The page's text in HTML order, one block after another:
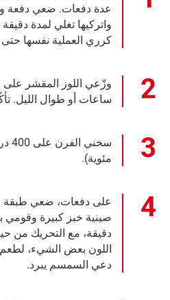
عدة دفعات. ضعي دفعة
واتركيها تغلي لمدة
كرري العملية نفسها
وزّعي اللوز المقشر
ساعات أو طوال الليل.
مئوية).
على دفعات، ضعي طبقة
دقيقة، مع التحريك من
اللون بعض الشيء،
دعي السمسم يبرد.